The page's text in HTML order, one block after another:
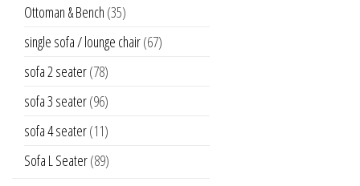
Ottoman & Bench (35)
single sofa / lounge chair(67)
sofa 2 seater(78)
sofa 3 seater(96)
sofa 4 seater(11)
Sofa L Seater(89)